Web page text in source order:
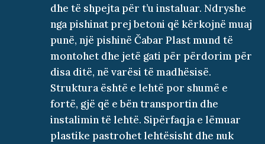
dhe të shpejta për t’u instaluar. Ndryshe
nga pishinat prej betoni që kërkojnë muaj
punë, një pishinë Čabar Plast mund të
montohet dhe jetë gati për përdorim për
disa ditë, në varësi të madhësisë.
Struktura është e lehtë por shumë e
fortë, gjë që e bën transportin dhe
instalimin të lehtë. Sipërfaqja e lëmuar
plastike pastrohet lehtësisht dhe nuk